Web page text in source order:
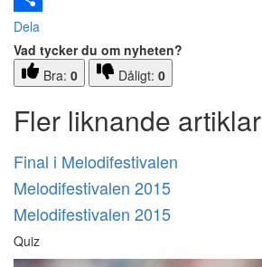
Dela
Vad tycker du om nyheten?
Bra: 0 Dåligt: 0
Fler liknande artiklar
Final i Melodifestivalen
Melodifestivalen 2015
Melodifestivalen 2015
Quiz